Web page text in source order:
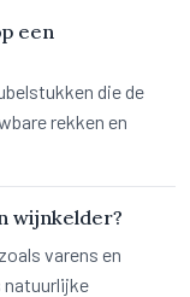
een
die de
rekken en
wijnkelder?
varens en
natuurlijke